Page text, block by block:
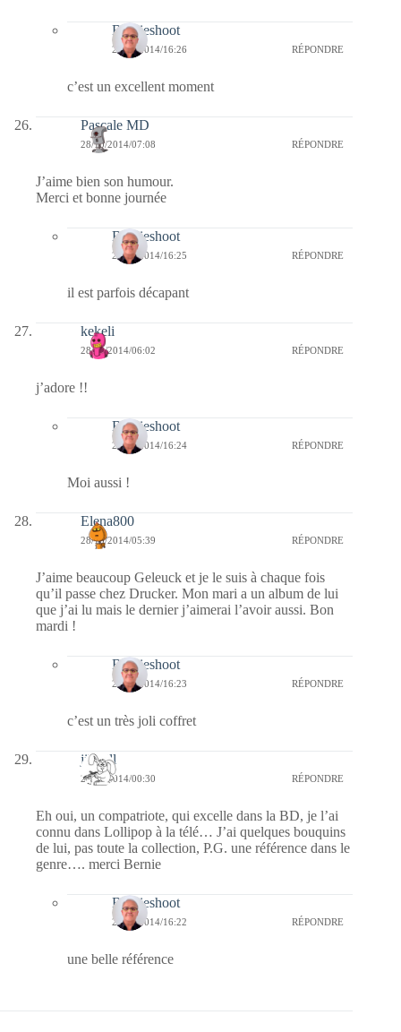
Bernieshoot
29/10/2014/16:26 RÉPONDRE
c’est un excellent moment
Pascale MD
28/10/2014/07:08 RÉPONDRE
J’aime bien son humour.
Merci et bonne journée
Bernieshoot
29/10/2014/16:25 RÉPONDRE
il est parfois décapant
kekeli
28/10/2014/06:02 RÉPONDRE
j’adore !!
Bernieshoot
29/10/2014/16:24 RÉPONDRE
Moi aussi !
Elena800
28/10/2014/05:39 RÉPONDRE
J’aime beaucoup Geleuck et je le suis à chaque fois
qu’il passe chez Drucker. Mon mari a un album de lui
que j’ai lu mais le dernier j’aimerai l’avoir aussi. Bon
mardi !
Bernieshoot
29/10/2014/16:23 RÉPONDRE
c’est un très joli coffret
jill bill
28/10/2014/00:30 RÉPONDRE
Eh oui, un compatriote, qui excelle dans la BD, je l’ai
connu dans Lollipop à la télé… J’ai quelques bouquins
de lui, pas toute la collection, P.G. une référence dans le
genre…. merci Bernie
Bernieshoot
29/10/2014/16:22 RÉPONDRE
une belle référence